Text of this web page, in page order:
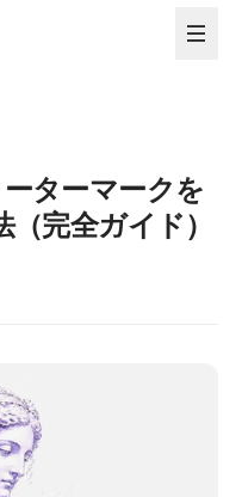
ターマークを
完全ガイド）